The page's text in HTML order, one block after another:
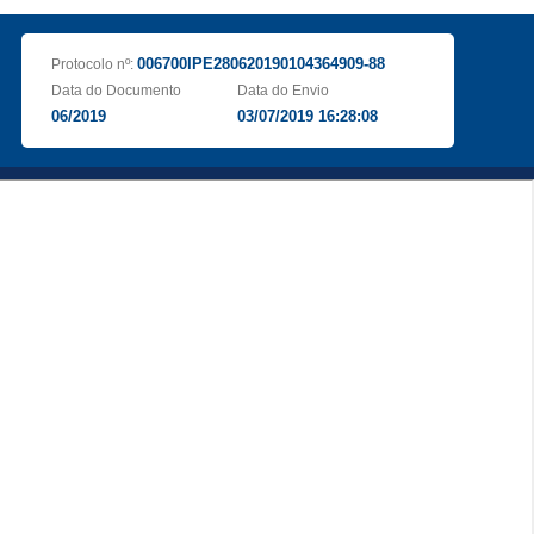
Protocolo nº: 006700IPE280620190104364909-88
Data do Documento
06/2019
Data do Envio
03/07/2019 16:28:08